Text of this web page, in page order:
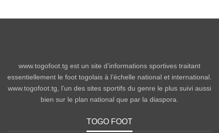
www.togofoot.tg est un site d’informations sportives traitant
essentiellement le foot togolais à l’échelle national et international.
www.togofoot.tg, l’un des sites sportifs du genre le plus suivi aussi
bien sur le plan national que par la diaspora.
TOGO FOOT